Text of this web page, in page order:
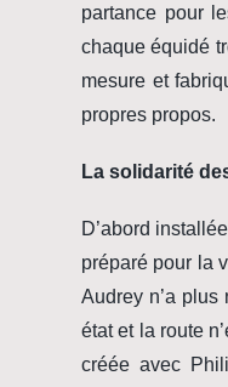
partance pour
chaque équidé
mesure et
propres propos.
La solidarité
D’abord
préparé pour la
Audrey n’a
état et la route
créée avec